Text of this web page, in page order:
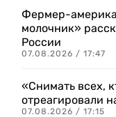
Фермер-
молочник»
России
07.08.2026 / 17:47
«Снимать всех,
отреагировали
07.08.2026 / 17:15